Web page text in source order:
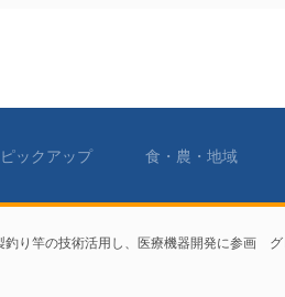
ピックアップ 食・農・地域
釣り竿の技術活用し、医療機器開発に参画